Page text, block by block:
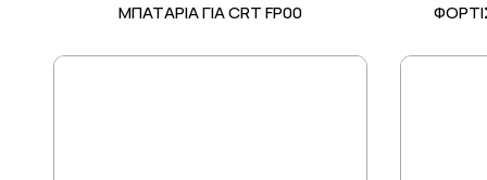
ΜΠΑΤΑΡΙΑ ΓΙΑ CRT FP00